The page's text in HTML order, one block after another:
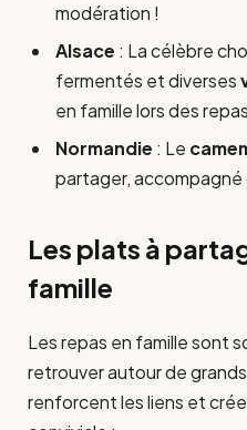
modération !
Alsace : La célèbre
fermentés et diverses
en famille lors des
Normandie : Le
partager, accompagné
Les plats à
famille
Les repas en famille sont
retrouver autour de
renforcent les liens et